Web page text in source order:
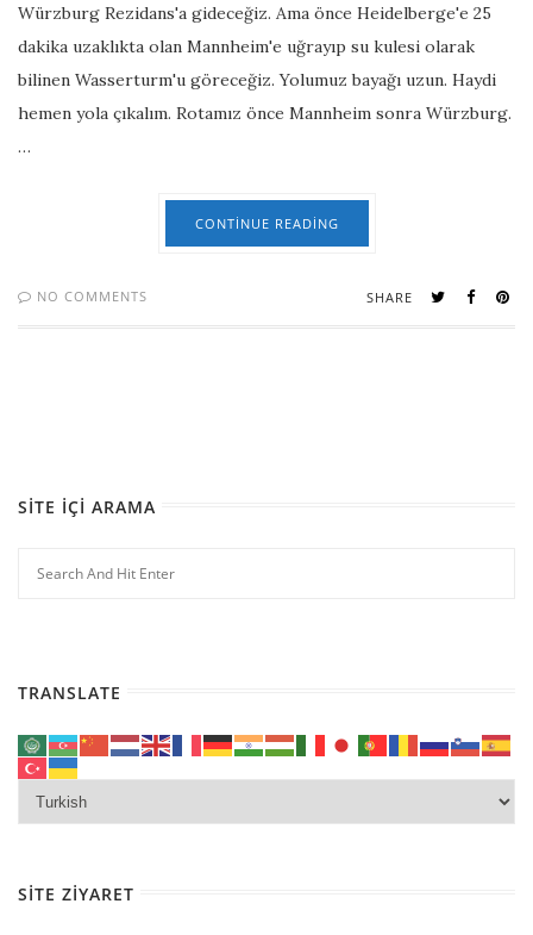
Würzburg Rezidans'a gideceğiz. Ama önce Heidelberge'e 25
dakika uzaklıkta olan Mannheim'e uğrayıp su kulesi olarak
bilinen Wasserturm'u göreceğiz. Yolumuz bayağı uzun. Haydi
hemen yola çıkalım. Rotamız önce Mannheim sonra Würzburg.
…
CONTINUE READING
NO COMMENTS SHARE
SITE İÇI ARAMA
TRANSLATE
SITE ZIYARET